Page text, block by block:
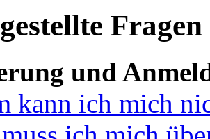
Fragen
und
kann ich mich